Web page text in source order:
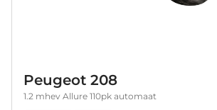
Peugeot 208
1.2 mhev Allure 110pk automaat